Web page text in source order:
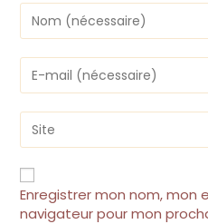
Enter
your
name
or
username
to
comment
Enter
your
email
address
to
comment
Saisir
l’URL
de
votre
site
(facultatif)
Enregistrer mon nom,
navigateur pour mon